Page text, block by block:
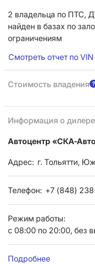
2 владельца по ПТС,
найден в базах по
ограничениям
Смотреть отчет по VIN
Стоимость владения
Информация о дилере
Автоцентр «СКА-
Адрес: г. Тольятти,
Телефон: +7 (848)
Режим работы:
с 08:00 по 20:00, без
Подробнее